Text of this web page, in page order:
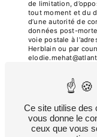
de limitation,
tout moment et du
d’une autorité de
données post-
voie postale à
Herblain ou par
pourra vous être
pendant la période
de prescription
contentieux. Vous
d'opposition au
adresse:
d’informations sur
Ce site utilise des
vous donne le
ceux que vous